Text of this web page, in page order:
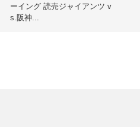
ーイング 読売ジャイアンツ v
s.阪神...